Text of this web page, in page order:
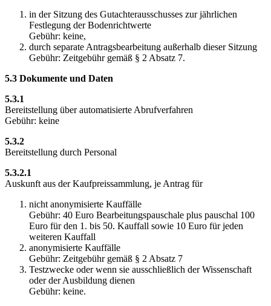
in der Sitzung des Gutachterausschusses zur jährlichen
Festlegung der Bodenrichtwerte
Gebühr: keine,
durch separate Antragsbearbeitung außerhalb dieser Sitzung
Gebühr: Zeitgebühr gemäß § 2 Absatz 7.
5.3 Dokumente und Daten
5.3.1
Bereitstellung über automatisierte Abrufverfahren
Gebühr: keine
5.3.2
Bereitstellung durch Personal
5.3.2.1
Auskunft aus der Kaufpreissammlung, je Antrag für
nicht anonymisierte Kauffälle
Gebühr: 40 Euro Bearbeitungspauschale plus pauschal 100
Euro für den 1. bis 50. Kauffall sowie 10 Euro für jeden
weiteren Kauffall
anonymisierte Kauffälle
Gebühr: Zeitgebühr gemäß § 2 Absatz 7
Testzwecke oder wenn sie ausschließlich der Wissenschaft
oder der Ausbildung dienen
Gebühr: keine.